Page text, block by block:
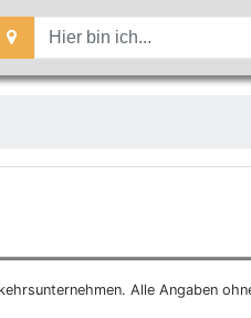
Alle Angaben